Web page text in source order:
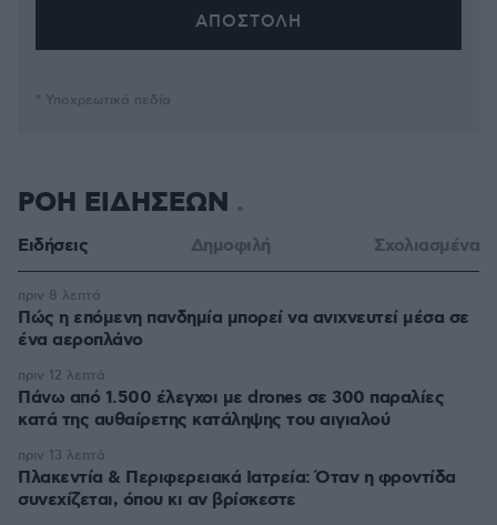
* Υποχρεωτικά πεδία
ΡΟΗ ΕΙΔΗΣΕΩΝ
Ειδήσεις Δημοφιλή Σχολιασμένα
Πώς η επόμενη πανδημία μπορεί να ανιχνευτεί μέσα σε
ένα αεροπλάνο
πριν 8 λεπτά
Πάνω από 1.500 έλεγχοι με drones σε 300 παραλίες
κατά της αυθαίρετης κατάληψης του αιγιαλού
πριν 12 λεπτά
Πλακεντία & Περιφερειακά Ιατρεία: Όταν η φροντίδα
συνεχίζεται, όπου κι αν βρίσκεστε
πριν 13 λεπτά